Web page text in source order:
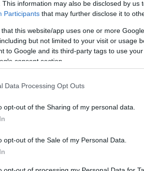
This information may also be disclosed by us
Participants that may further disclose it to
that this website/app uses one or more
but not limited to your visit or usage
to Google and its third-party tags to use
consent section.
Data Processing Opt Outs
opt-out of the Sharing of my personal data.
opt-out of the Sale of my Personal Data.
0,4 0,01 10 -
jelentette, ekkor a gyártók többsége
befecskendezők használatára. Az
a motortervezőket. A motoron belüli
kibocsájtását, mert a nitrogén-
csak ellentétes üzemállapotokban
Vagy a részecskék képződését
kell a nitrogénoxidokat
de ekkor a kipufogógáz